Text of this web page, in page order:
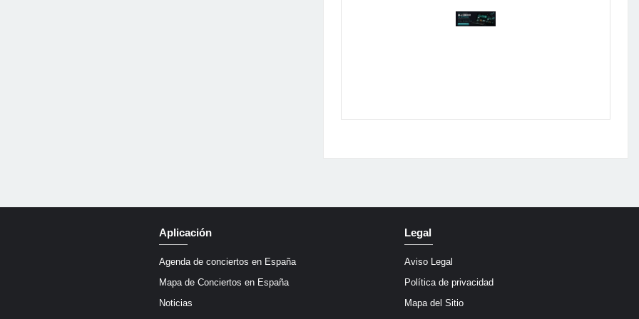
Publicidad
Aplicación
Agenda de conciertos en España
Mapa de Conciertos en España
Noticias
Legal
Aviso Legal
Política de privacidad
Mapa del Sitio